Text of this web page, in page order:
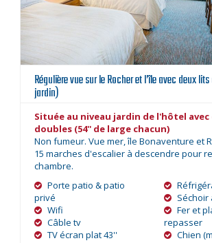
Régulière vue sur le Rocher et l’île avec deux
jardin)
Située au niveau jardin de l'hôtel
doubles (54'' de large chacun)
Non fumeur. Vue mer, île Bonaventure et
15 marches d'escalier à descendre pour
chambre.
Porte patio & patio
privé
Wifi
Câble tv
TV écran plat 43''
Séchoir
Fer et
repasser
Chien